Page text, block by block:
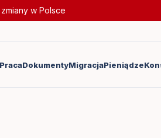
w Polsce
PracaDokumentyMigracjaPieniądze